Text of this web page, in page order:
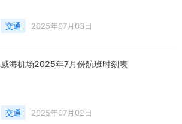
交通 2025年07月03日
威海机场2025年7月份航班时刻表
交通 2025年07月02日